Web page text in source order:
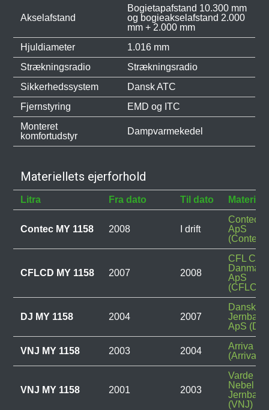
Akselafstand
Bogietapafstand 10.300 mm
og bogieakselafstand 2.000
mm + 2.000 mm
Hjuldiameter
1.016 mm
Strækningsradio
Strækningsradio
Sikkerhedssystem
Dansk ATC
Fjernstyring
EMD og ITC
Monteret
komfortudstyr
Dampvarmekedel
Materiellets ejerforhold
Litra Fra dato Til dato
Contec MY 1158 2008 I drift
ApS
(Contec)
CFLCD MY 1158 2007 2008
CFL
Danmark
ApS
(CFLCD)
DJ MY 1158 2004 2007
Dansk
Jernbane
ApS (DJ)
VNJ MY 1158 2003 2004
Arriva
(Arriva)
VNJ MY 1158 2001 2003
Varde
Nebel
Jernbane
(VNJ)